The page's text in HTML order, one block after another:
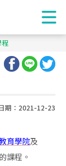
期：2021-12-23
育學院及
課程。